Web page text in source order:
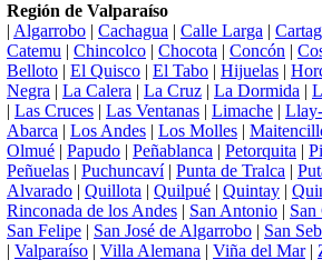
Región de Valparaíso
| Algarrobo | Cachagua | Calle Larga |
Catemu | Chincolco | Chocota | Concón |
Belloto | El Quisco | El Tabo | Hijuelas |
Negra | La Calera | La Cruz | La Dormida |
| Las Cruces | Las Ventanas | Limache |
Abarca | Los Andes | Los Molles |
Olmué | Papudo | Peñablanca | Petorquita |
Peñuelas | Puchuncaví| Punta de Tralca |
Alvarado | Quillota | Quilpué | Quintay |
Rinconada de los Andes | San Antonio | San
San Felipe | San José de Algarrobo | San
| Valparaíso | Villa Alemana | Viña del Mar|